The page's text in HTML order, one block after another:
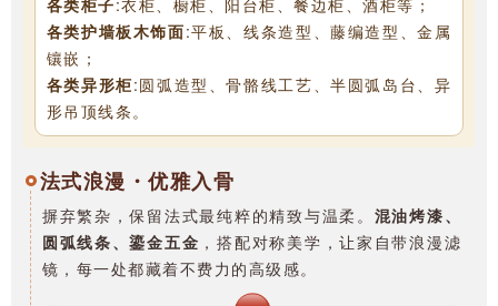
各类护墙板木饰面:平板、线条造型、藤编造型、金属
镶嵌；
各类异形柜:圆弧造型、骨骼线工艺、半圆弧岛台、异
形吊顶线条。
法式浪漫・优雅入骨
摒弃繁杂，保留法式最纯粹的精致与温柔。 混油烤漆、
圆弧线条、鎏金五金 ，搭配对称美学，让家自带浪漫滤
镜，每一处都藏着不费力的高级感。